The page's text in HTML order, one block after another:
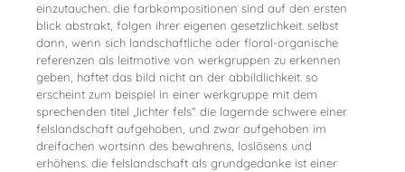
einzutauchen. die farbkompositionen sind auf den ersten
blick abstrakt, folgen ihrer eigenen gesetzlichkeit. selbst
dann, wenn sich landschaftliche oder floral-organische
referenzen als leitmotive von werkgruppen zu erkennen
geben, haftet das bild nicht an der abbildlichkeit. so
erscheint zum beispiel in einer werkgruppe mit dem
sprechenden titel „lichter fels“ die lagernde schwere einer
felslandschaft aufgehoben, und zwar aufgehoben im
dreifachen wortsinn des bewahrens, loslösens und
erhöhens. die felslandschaft als grundgedanke ist einer